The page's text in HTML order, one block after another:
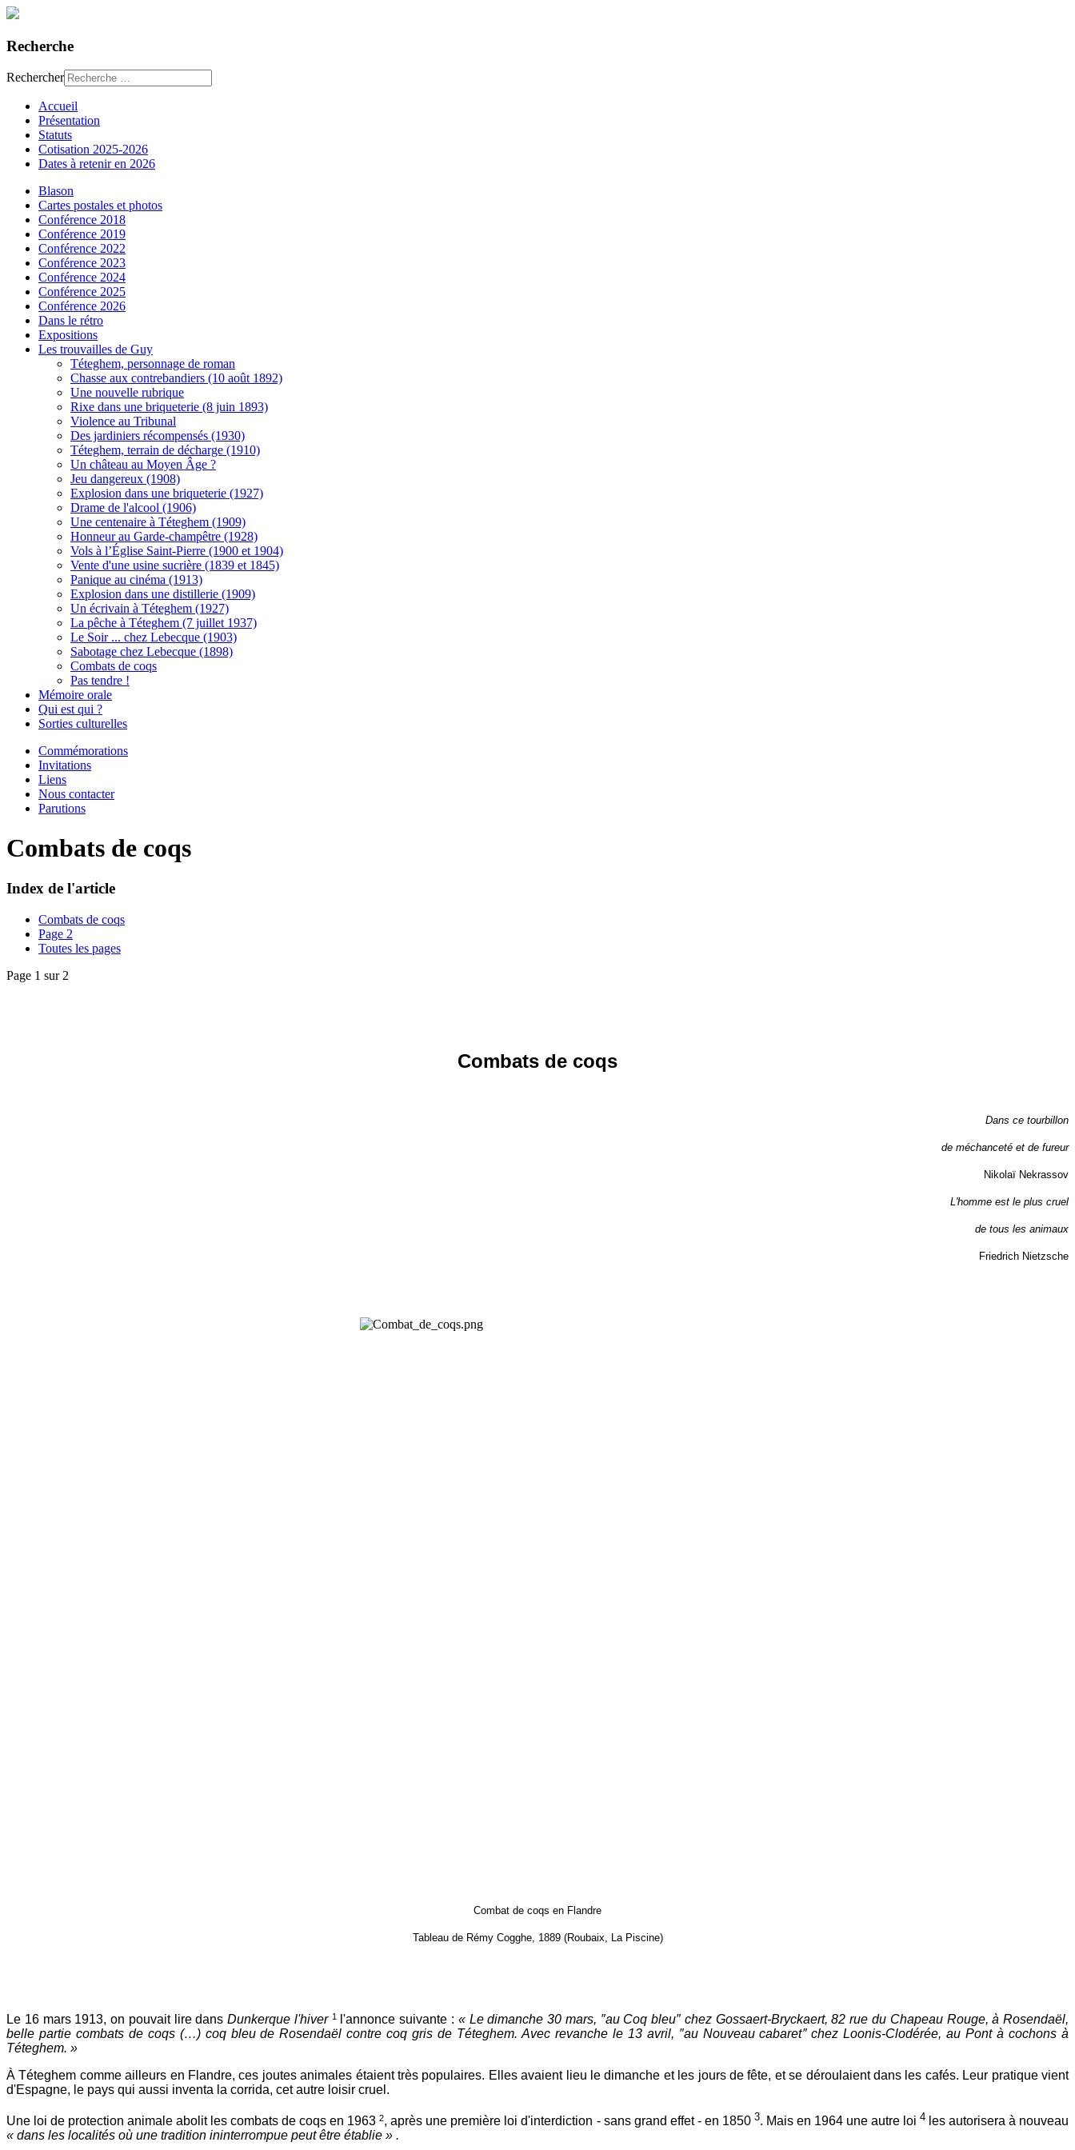
Recherche
Rechercher
Accueil
Présentation
Statuts
Cotisation 2025-2026
Dates à retenir en 2026
Blason
Cartes postales et photos
Conférence 2018
Conférence 2019
Conférence 2022
Conférence 2023
Conférence 2024
Conférence 2025
Conférence 2026
Dans le rétro
Expositions
Les trouvailles de Guy
Téteghem, personnage de roman
Chasse aux contrebandiers (10 août 1892)
Une nouvelle rubrique
Rixe dans une briqueterie (8 juin 1893)
Violence au Tribunal
Des jardiniers récompensés (1930)
Téteghem, terrain de décharge (1910)
Un château au Moyen Âge ?
Jeu dangereux (1908)
Explosion dans une briqueterie (1927)
Drame de l'alcool (1906)
Une centenaire à Téteghem (1909)
Honneur au Garde-champêtre (1928)
Vols à l’Église Saint-Pierre (1900 et 1904)
Vente d'une usine sucrière (1839 et 1845)
Panique au cinéma (1913)
Explosion dans une distillerie (1909)
Un écrivain à Téteghem (1927)
La pêche à Téteghem (7 juillet 1937)
Le Soir ... chez Lebecque (1903)
Sabotage chez Lebecque (1898)
Combats de coqs
Pas tendre !
Mémoire orale
Qui est qui ?
Sorties culturelles
Commémorations
Invitations
Liens
Nous contacter
Parutions
Combats de coqs
Index de l'article
Combats de coqs
Page 2
Toutes les pages
Page 1 sur 2
Combats de coqs
Dans ce tourbillon
de méchanceté et de fureur
Nikolaï Nekrassov
L'homme est le plus cruel
de tous les animaux
Friedrich Nietzsche
Combat de coqs en Flandre
Tableau de Rémy Cogghe, 1889 (Roubaix, La Piscine)
Le 16 mars 1913, on pouvait lire dansDunkerque l'hiver 1l'annonce suivante : « Le dimanche 30 mars, ″au Coq bleu″ chez Gossaert-Bryckaert, 82 rue du Chapeau Rouge, à Rosendaël,
belle partie combats de coqs (…) coq bleu de Rosendaël contre coq gris de Téteghem. Avec revanche le 13 avril, ″au Nouveau cabaret″chez Loonis-Clodérée, au Pont à cochons à
Téteghem. »
À Téteghem comme ailleurs en Flandre, ces joutes animales étaient très populaires. Elles avaient lieu le dimanche et les jours de fête, et se déroulaient dans les cafés. Leur pratique vient
d'Espagne, le pays qui aussi inventa la corrida, cet autre loisir cruel.
Une loi de protection animale abolit les combats de coqs en 19632, après une première loi d'interdiction - sans grand effet - en 1850 3. Mais en 1964 une autre loi 4les autorisera à nouveau
« dans les localités où une tradition ininterrompue peut être établie » .